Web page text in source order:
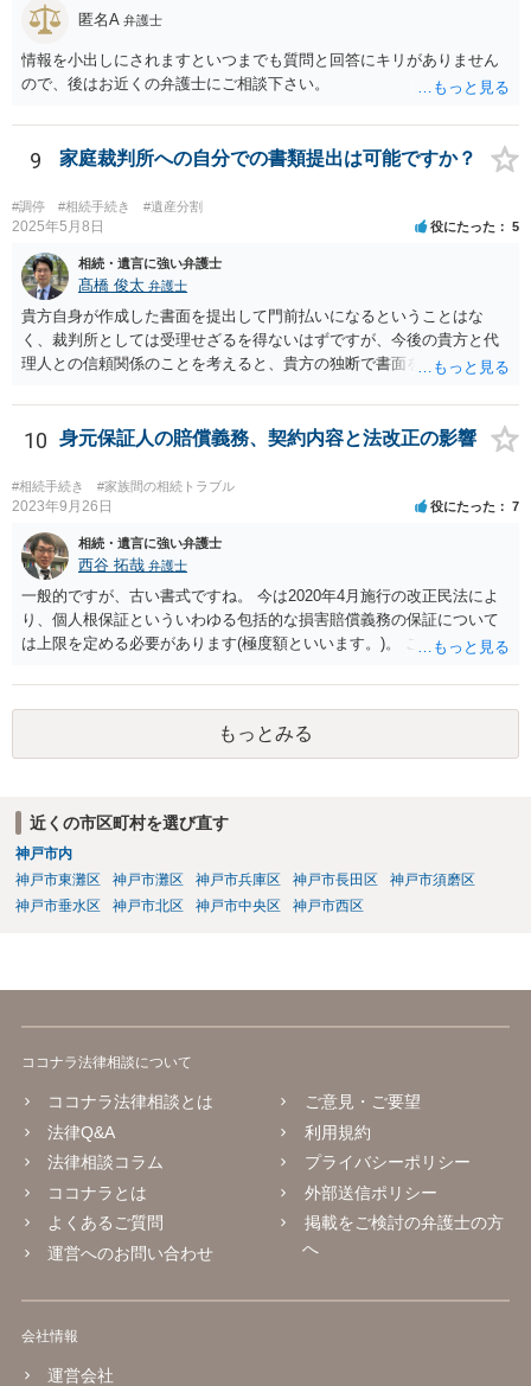
匿名A 弁護士
情報を小出しにされますといつまでも質問と回答にキリがありません
ので、後はお近くの弁護士にご相談下さい。
9 家庭裁判所への自分での書類提出は可能ですか？
#調停 #相続手続き #遺産分割
2025年5月8日 役にたった 5
相続・遺言に強い弁護士
髙橋 俊太 弁護士
貴方自身が作成した書面を提出して門前払いになるということはな
く、裁判所としては受理せざるを得ないはずですが、今後の貴方と代
理人との信頼関係のことを考えると、貴方の独断で書面を提出したり
士が主張書面の提出を渋っているようですが、弁護士として提出の実
益がないと考えている可能性もあると思いますので、そのあたりも含
めて、弁護士見解を確認等するためによく打ち合わせた方がよいと思
います。単に面倒臭いということで書面提出をしないということであ
れば、当該弁護士との委任関係を修了した上で、貴方のほうで書面提
出することを検討なさった方がよいでしょう。
10 身元保証人の賠償義務、契約内容と法改正の影響
#相続手続き #家族間の相続トラブル
2023年9月26日 役にたった 7
相続・遺言に強い弁護士
西谷 拓哉 弁護士
一般的ですが、古い書式ですね。 今は2020年4月施行の改正民法によ
り、個人根保証といういわゆる包括的な損害賠償義務の保証について
は上限を定める必要があります(極度額といいます。)。 この書式にサ
り、会社側は請求できない可能性が高そうです。
もっとみる
近くの市区町村を選び直す
神戸市内
神戸市東灘区
神戸市灘区 神戸市兵庫区 神戸市長田区
神戸市須磨区
神戸市垂水区
神戸市北区 神戸市中央区 神戸市西区
ココナラ法律相談について
ココナラ法律相談とは
法律Q&A
法律相談コラム
ココナラとは
よくあるご質問
運営へのお問い合わせ
ご意見・ご要望
利用規約
プライバシーポリシー
外部送信ポリシー
掲載をご検討の弁護士の方
へ
会社情報
運営会社